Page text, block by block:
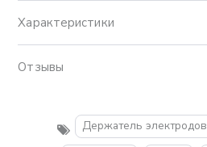
Характеристики
Отзывы
Держатель электродов